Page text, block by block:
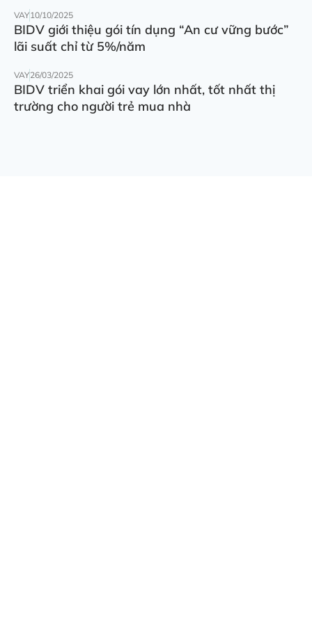
VAY10/10/2025
BIDV giới thiệu gói tín dụng “An cư vững bước”
lãi suất chỉ từ 5%/năm
VAY26/03/2025
BIDV triển khai gói vay lớn nhất, tốt nhất thị
trường cho người trẻ mua nhà